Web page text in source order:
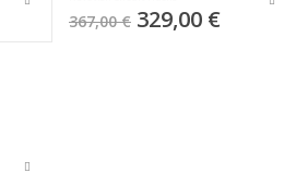
367,00 € Special
Price
329,00 €